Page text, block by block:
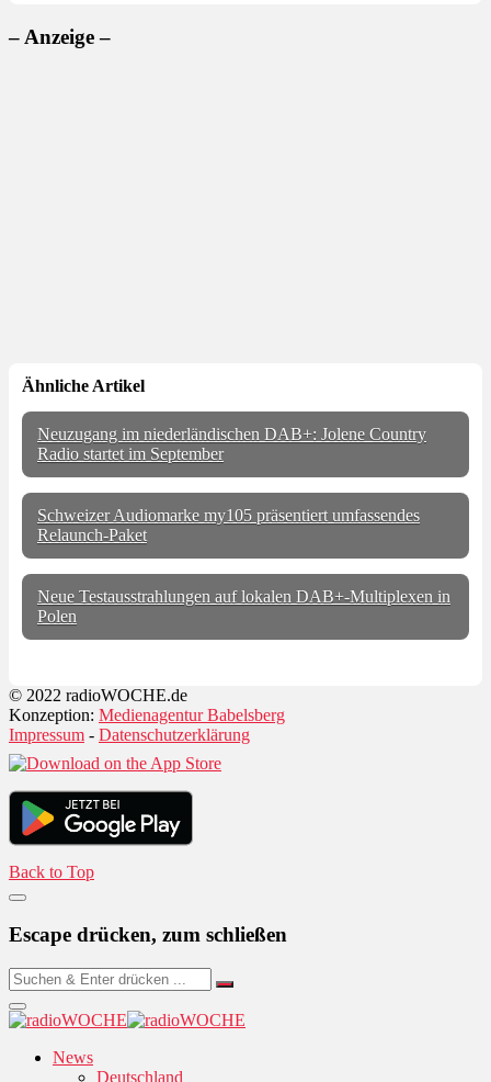
– Anzeige –
Ähnliche Artikel
Neuzugang im niederländischen DAB+: Jolene Country
Radio startet im September
Schweizer Audiomarke my105 präsentiert umfassendes
Relaunch-Paket
Neue Testausstrahlungen auf lokalen DAB+-Multiplexen in
Polen
© 2022 radioWOCHE.de
Konzeption: Medienagentur Babelsberg
Impressum - Datenschutzerklärung
Back to Top
Escape drücken, zum schließen
News
Deutschland